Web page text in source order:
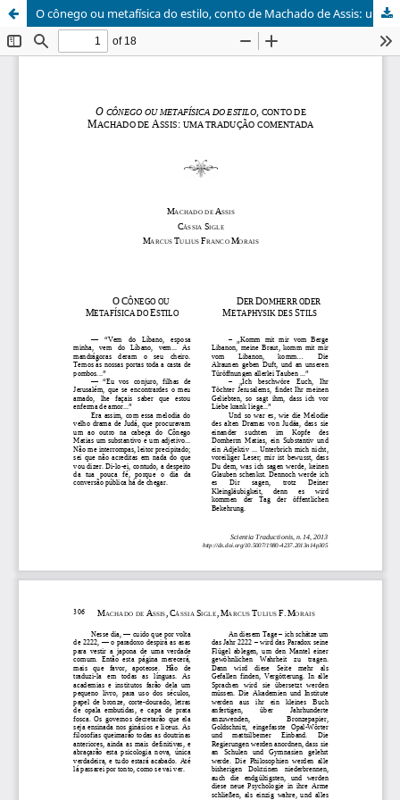
O cônego ou metafísica do estilo, conto de Machado de Assis: uma tradução comentada